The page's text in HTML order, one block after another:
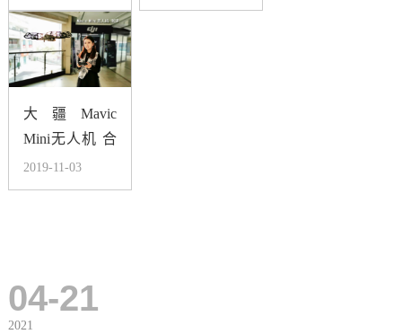
肥站 报名启动
了
大疆Mavic
Mini无人机 合
肥大疆授权店
测评
2019-11-03
04-21
2021